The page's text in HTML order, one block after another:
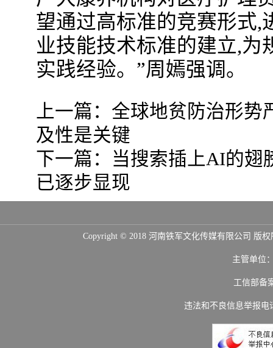
望通过高标准的竞赛形式,
业技能技术标准的建立,为
实践经验。”周嫣强调。
上一篇： 全球地贫防治形势
及性是关键
下一篇： 当搜索插上AI的翅
已逐步显现
Copyright © 2018 河南铁军文化传媒有限公司 版
主管单位
工信部备
违法和不良信息举报